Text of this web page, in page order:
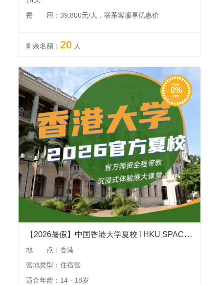
费 用：39,800元/人，联系客服享优惠价
剩余名额：20 人
0%
【2026暑假】中国香港大学夏校 l HKU SPACE官方主办，港大导师全程授课，课程聚焦专业核心领域，结业可获得官方证书和教授推荐信用以背景提升
地 点：香港
营地类型：住宿营
适合年龄：14 - 18岁